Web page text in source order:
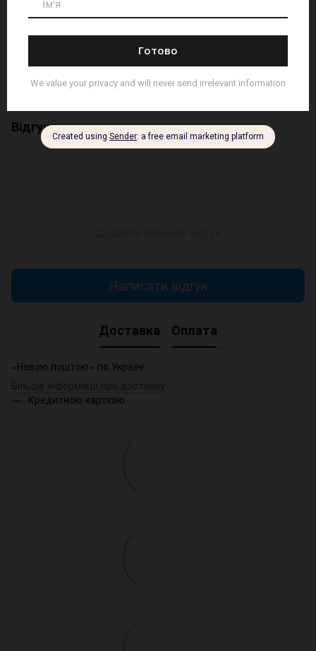
Унісекс. Є у двох кольорах: сталево-блакитний та
оливковий.
Прання: 30-40°C, делікатний режим.
dyakulastore@gmail.com
Відгуки
Написати відгук
Доставка Оплата
«Новою поштою» по Україні
Більше інформації про доставку
Кредитною карткою